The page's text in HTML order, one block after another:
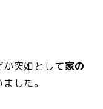
突如として家の
した。